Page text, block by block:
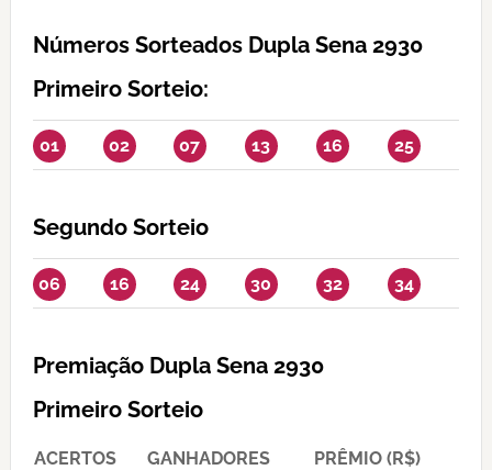
Números Sorteados Dupla Sena 2930
Primeiro Sorteio:
01 02 07 13 16 25
Segundo Sorteio
06 16 24 30 32 34
Premiação Dupla Sena 2930
Primeiro Sorteio
ACERTOS GANHADORES PRÊMIO (R$)